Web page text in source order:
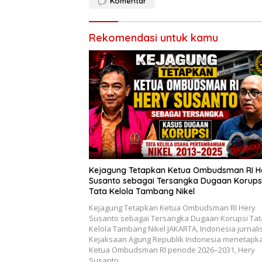
Rekomendasi untuk kamu
Kejagung Tetapkan Ketua Ombudsman RI
Susanto sebagai Tersangka Dugaan
Tata Kelola Tambang Nikel
Kejagung Tetapkan Ketua Ombudsman RI Hery
Susanto sebagai Tersangka Dugaan Korupsi
Kelola Tambang Nikel JAKARTA, Indonesia
Kejaksaan Agung Republik Indonesia
Ketua Ombudsman RI periode 2026–2031, Hery